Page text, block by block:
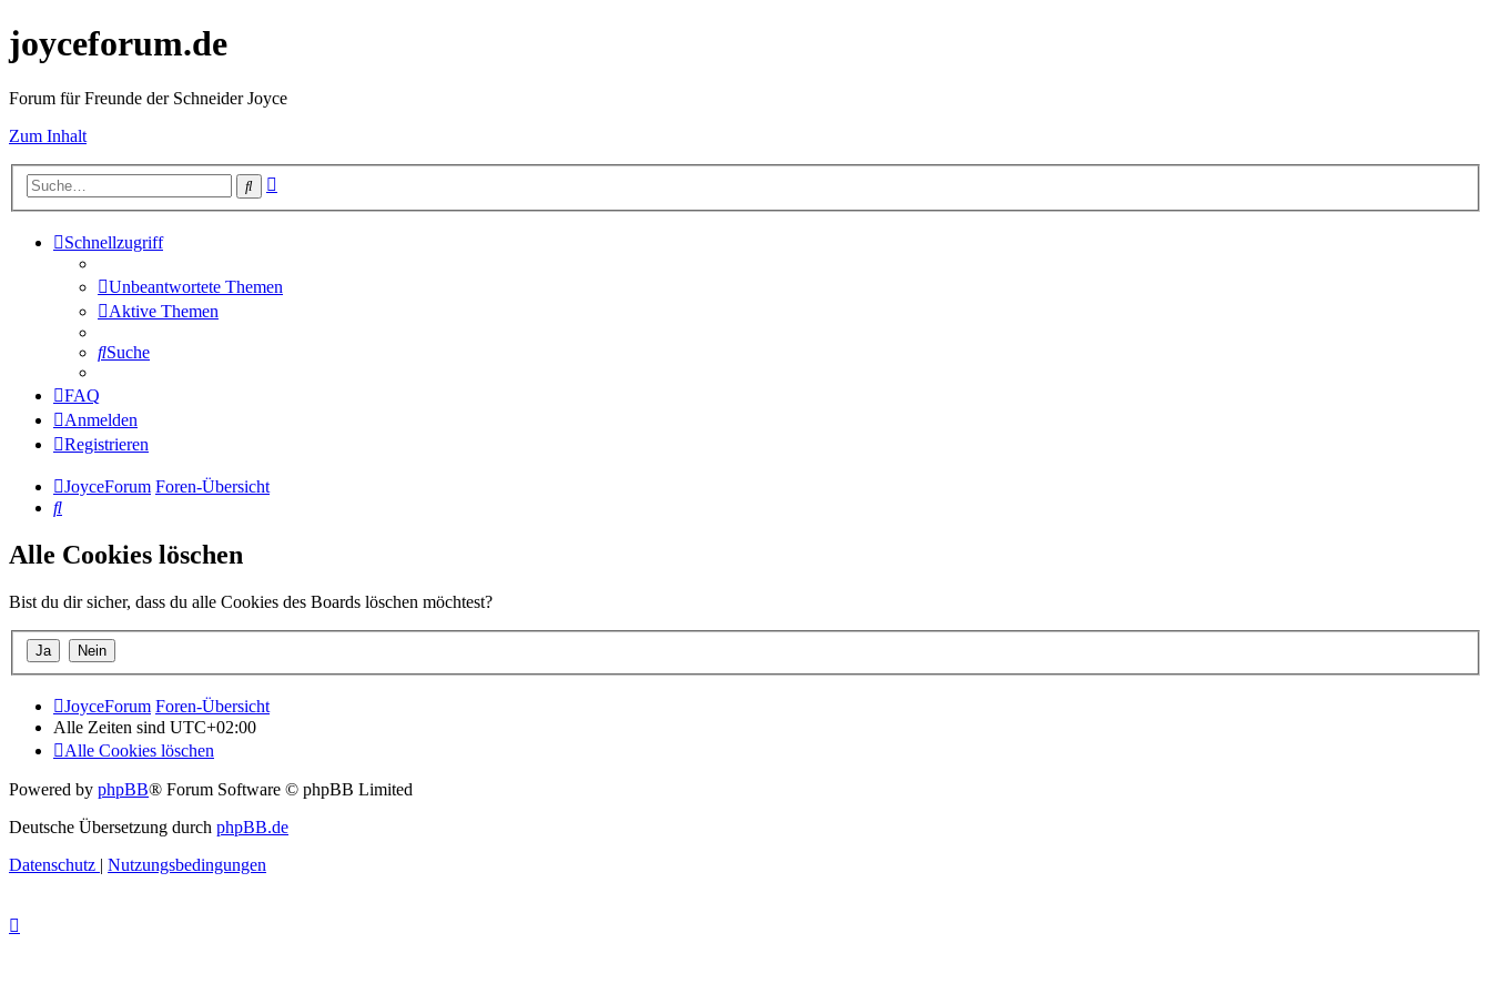
joyceforum.de
Forum für Freunde der Schneider Joyce
Zum Inhalt
Suche
Schnellzugriff
Unbeantwortete Themen
Aktive Themen
Suche
FAQ
Anmelden
Registrieren
JoyceForum Foren-Übersicht
Suche
Alle Cookies löschen
Bist du dir sicher, dass du alle Cookies des Boards löschen möchtest?
JoyceForum Foren-Übersicht
Alle Zeiten sind UTC+02:00
Alle Cookies löschen
Powered by phpBB® Forum Software © phpBB Limited
Deutsche Übersetzung durch phpBB.de
Datenschutz | Nutzungsbedingungen